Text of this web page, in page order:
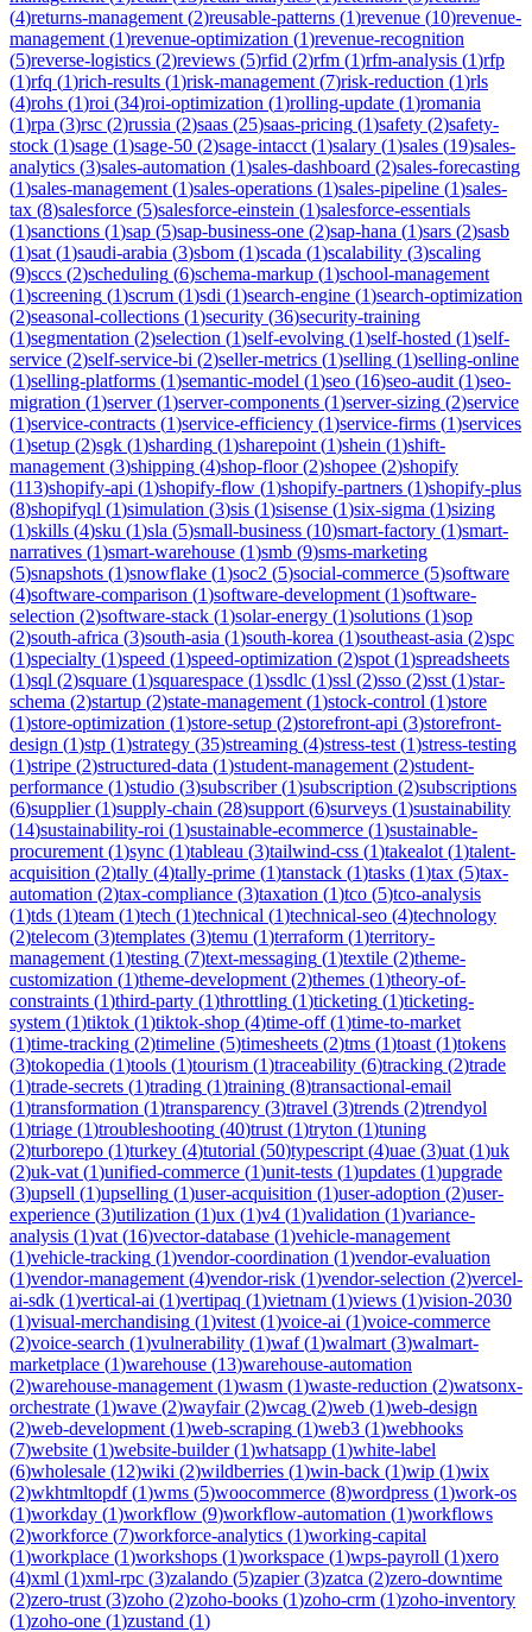
(4)returns-management (2)reusable-patterns (1)revenue (10)revenue-
management (1)revenue-optimization (1)revenue-recognition
(5)reverse-logistics (2)reviews (5)rfid (2)rfm (1)rfm-analysis (1)rfp
(1)rfq (1)rich-results (1)risk-management (7)risk-reduction (1)rls
(4)rohs (1)roi (34)roi-optimization (1)rolling-update (1)romania
(1)rpa (3)rsc (2)russia (2)saas (25)saas-pricing (1)safety (2)safety-
stock (1)sage (1)sage-50 (2)sage-intacct (1)salary (1)sales (19)sales-
analytics (3)sales-automation (1)sales-dashboard (2)sales-forecasting
(1)sales-management (1)sales-operations (1)sales-pipeline (1)sales-
tax (8)salesforce (5)salesforce-einstein (1)salesforce-essentials
(1)sanctions (1)sap (5)sap-business-one (2)sap-hana (1)sars (2)sasb
(1)sat (1)saudi-arabia (3)sbom (1)scada (1)scalability (3)scaling
(9)sccs (2)scheduling (6)schema-markup (1)school-management
(1)screening (1)scrum (1)sdi (1)search-engine (1)search-optimization
(2)seasonal-collections (1)security (36)security-training
(1)segmentation (2)selection (1)self-evolving (1)self-hosted (1)self-
service (2)self-service-bi (2)seller-metrics (1)selling (1)selling-online
(1)selling-platforms (1)semantic-model (1)seo (16)seo-audit (1)seo-
migration (1)server(1)server-components (1)server-sizing (2)service
(1)service-contracts (1)service-efficiency (1)service-firms (1)services
(1)setup (2)sgk (1)sharding (1)sharepoint (1)shein (1)shift-
management (3)shipping (4)shop-floor(2)shopee (2)shopify
(113)shopify-api (1)shopify-flow (1)shopify-partners (1)shopify-plus
(8)shopifyql (1)simulation (3)sis (1)sisense (1)six-sigma (1)sizing
(1)skills (4)sku (1)sla (5)small-business (10)smart-factory (1)smart-
narratives (1)smart-warehouse (1)smb (9)sms-marketing
(5)snapshots (1)snowflake (1)soc2 (5)social-commerce (5)software
(4)software-comparison (1)software-development (1)software-
selection (2)software-stack (1)solar-energy (1)solutions (1)sop
(2)south-africa (3)south-asia (1)south-korea (1)southeast-asia (2)spc
(1)specialty (1)speed (1)speed-optimization (2)spot (1)spreadsheets
(1)sql (2)square (1)squarespace (1)ssdlc (1)ssl (2)sso (2)sst (1)star-
schema (2)startup (2)state-management (1)stock-control (1)store
(1)store-optimization (1)store-setup (2)storefront-api (3)storefront-
design (1)stp (1)strategy (35)streaming (4)stress-test (1)stress-testing
(1)stripe (2)structured-data (1)student-management (2)student-
performance (1)studio (3)subscriber(1)subscription (2)subscriptions
(6)supplier(1)supply-chain (28)support (6)surveys (1)sustainability
(14)sustainability-roi (1)sustainable-ecommerce (1)sustainable-
procurement (1)sync (1)tableau (3)tailwind-css (1)takealot (1)talent-
acquisition (2)tally (4)tally-prime (1)tanstack (1)tasks (1)tax (5)tax-
automation (2)tax-compliance (3)taxation (1)tco (5)tco-analysis
(1)tds (1)team (1)tech (1)technical (1)technical-seo (4)technology
(2)telecom (3)templates (3)temu (1)terraform (1)territory-
management (1)testing (7)text-messaging (1)textile (2)theme-
customization (1)theme-development (2)themes (1)theory-of-
constraints (1)third-party (1)throttling (1)ticketing (1)ticketing-
system (1)tiktok (1)tiktok-shop (4)time-off(1)time-to-market
(1)time-tracking (2)timeline (5)timesheets (2)tms (1)toast (1)tokens
(3)tokopedia (1)tools (1)tourism (1)traceability (6)tracking (2)trade
(1)trade-secrets (1)trading (1)training (8)transactional-email
(1)transformation (1)transparency (3)travel (3)trends (2)trendyol
(1)triage (1)troubleshooting (40)trust (1)tryton (1)tuning
(2)turborepo (1)turkey (4)tutorial (50)typescript (4)uae (3)uat (1)uk
(2)uk-vat (1)unified-commerce (1)unit-tests (1)updates (1)upgrade
(3)upsell (1)upselling (1)user-acquisition (1)user-adoption (2)user-
experience (3)utilization (1)ux (1)v4 (1)validation (1)variance-
analysis (1)vat (16)vector-database (1)vehicle-management
(1)vehicle-tracking (1)vendor-coordination (1)vendor-evaluation
(1)vendor-management (4)vendor-risk (1)vendor-selection (2)vercel-
ai-sdk (1)vertical-ai (1)vertipaq (1)vietnam (1)views (1)vision-2030
(1)visual-merchandising (1)vitest (1)voice-ai (1)voice-commerce
(2)voice-search (1)vulnerability (1)waf(1)walmart (3)walmart-
marketplace (1)warehouse (13)warehouse-automation
(2)warehouse-management (1)wasm (1)waste-reduction (2)watsonx-
orchestrate (1)wave (2)wayfair(2)wcag (2)web (1)web-design
(2)web-development (1)web-scraping (1)web3 (1)webhooks
(7)website (1)website-builder(1)whatsapp (1)white-label
(6)wholesale (12)wiki (2)wildberries (1)win-back (1)wip (1)wix
(2)wkhtmltopdf(1)wms (5)woocommerce (8)wordpress (1)work-os
(1)workday (1)workflow (9)workflow-automation (1)workflows
(2)workforce (7)workforce-analytics (1)working-capital
(1)workplace (1)workshops (1)workspace (1)wps-payroll (1)xero
(4)xml (1)xml-rpc (3)zalando (5)zapier(3)zatca (2)zero-downtime
(2)zero-trust (3)zoho (2)zoho-books (1)zoho-crm (1)zoho-inventory
(1)zoho-one (1)zustand (1)